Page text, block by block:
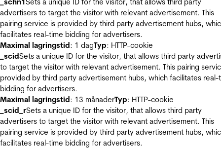
advertisers to target the visitor with relevant advertisement. This
pairing service is provided by third party advertisement hubs,
facilitates real-time bidding for advertisers.
Maximal lagringstid: 1 dagTyp: HTTP-cookie
_scidSets a unique ID for the visitor, that allows third party
to target the visitor with relevant advertisement. This pairing
provided by third party advertisement hubs, which facilitates real-
bidding for advertisers.
Maximal lagringstid: 13 månaderTyp: HTTP-cookie
_scid_rSets a unique ID for the visitor, that allows third party
advertisers to target the visitor with relevant advertisement. This
pairing service is provided by third party advertisement hubs,
facilitates real-time bidding for advertisers.